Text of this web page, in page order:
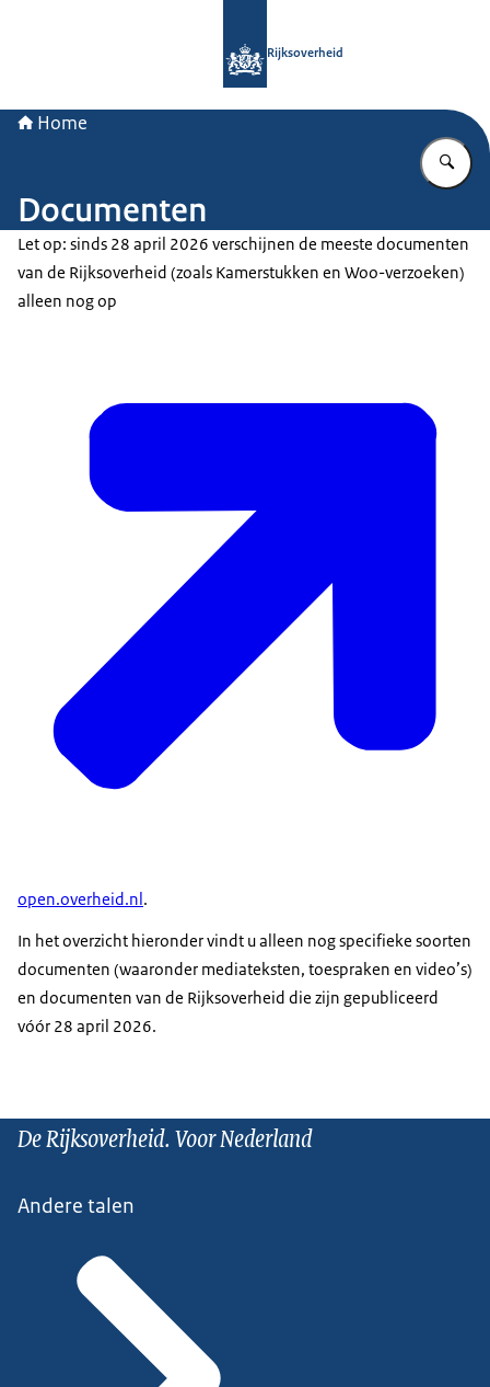
Rijksoverheid
Home
Documenten
Let op: sinds 28 april 2026 verschijnen de meeste documenten
van de Rijksoverheid (zoals Kamerstukken en Woo-verzoeken)
alleen nog op
open.overheid.nl.
In het overzicht hieronder vindt u alleen nog specifieke soorten
documenten (waaronder mediateksten, toespraken en video’s)
en documenten van de Rijksoverheid die zijn gepubliceerd
vóór 28 april 2026.
De Rijksoverheid. Voor Nederland
Andere talen